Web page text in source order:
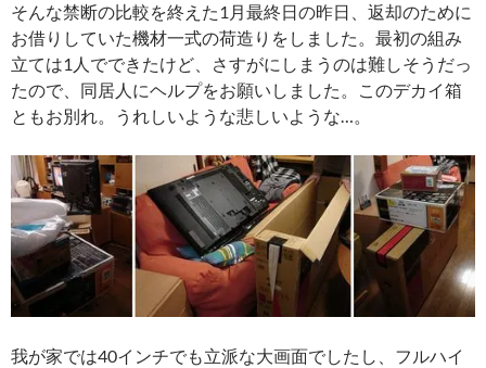
そんな禁断の比較を終えた1月最終日の昨日、返却のために
お借りしていた機材一式の荷造りをしました。最初の組み
立ては1人でできたけど、さすがにしまうのは難しそうだっ
たので、同居人にヘルプをお願いしました。このデカイ箱
ともお別れ。うれしいような悲しいような…。
我が家では40インチでも立派な大画面でしたし、フルハイ